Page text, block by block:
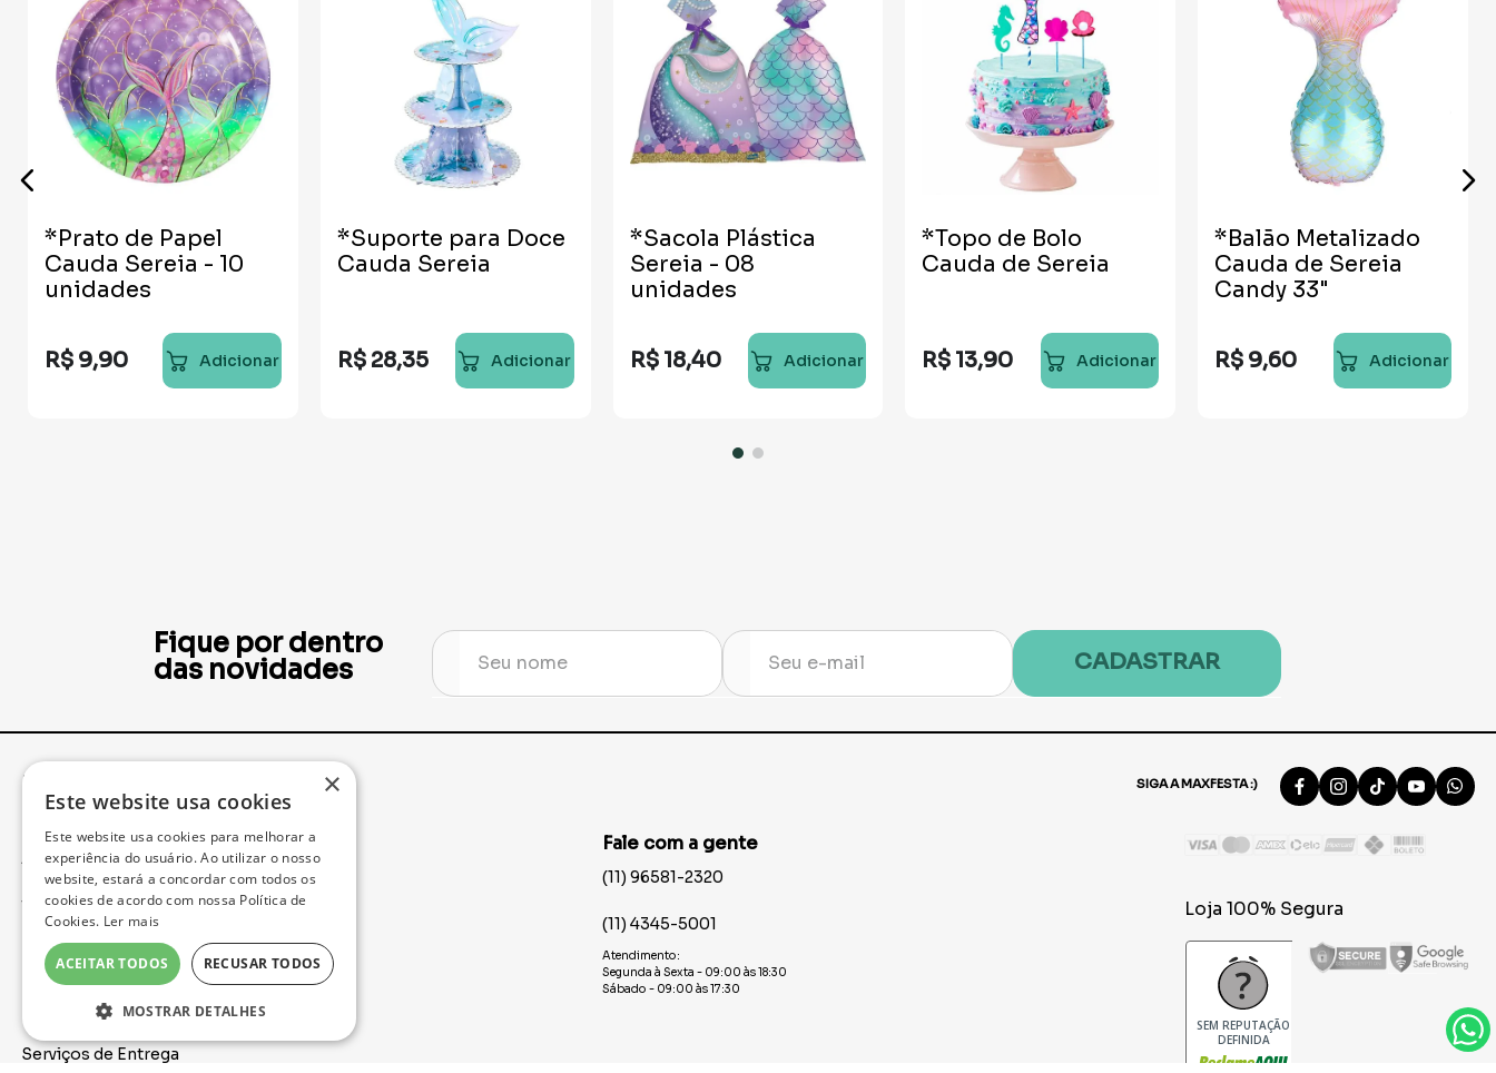
*Prato de Papel
Cauda Sereia - 10
unidades
R$ 9,90 Adicionar
*Suporte para Doce
Cauda Sereia
R$ 28,35 Adicionar
*Sacola Plástica
Sereia - 08
unidades
R$ 18,40 Adicionar
*Topo de Bolo
Cauda de Sereia
R$ 13,90 Adicionar
*Balão Metalizado
Cauda de Sereia
Candy 33"
R$ 9,60 Adicionar
Fique por dentro
das novidades
CADASTRAR
Institucional SIGA A MAXFESTA :)
Acompanhe seu Pedido
Trocas e Devoluções
Política de Privacidade
Formas de Pagamento
Serviços de Entrega
Fale com a gente
(11) 96581-2320
(11) 4345-5001
Atendimento:
Segunda à Sexta - 09:00 às 18:30
Sábado - 09:00 às 17:30
Loja 100% Segura
×
Este website usa cookies
Este website usa cookies para melhorar a
experiência do usuário. Ao utilizar o nosso
website, estará a concordar com todos os
cookies de acordo com nossa Política de
Cookies. Ler mais
ACEITAR TODOS RECUSAR TODOS
MOSTRAR DETALHES